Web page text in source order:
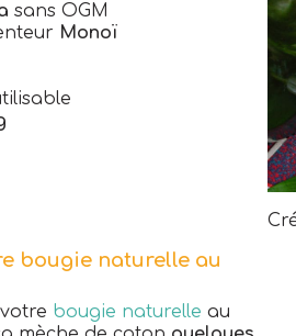
sans OGM
Monoï
bougie naturelle au
bougie naturelle au